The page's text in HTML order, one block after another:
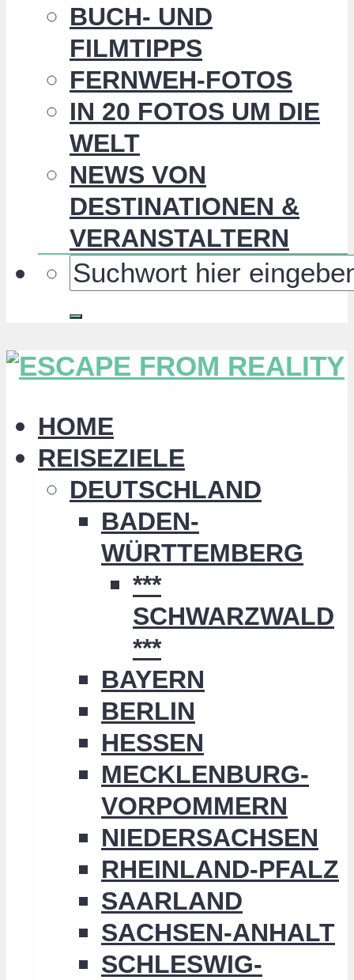
BUCH- UND
FILMTIPPS
FERNWEH-FOTOS
IN 20 FOTOS UM DIE
WELT
NEWS VON
DESTINATIONEN &
VERANSTALTERN
HOME
REISEZIELE
DEUTSCHLAND
BADEN-
WÜRTTEMBERG
***
SCHWARZWALD
***
BAYERN
BERLIN
HESSEN
MECKLENBURG-
VORPOMMERN
NIEDERSACHSEN
RHEINLAND-PFALZ
SAARLAND
SACHSEN-ANHALT
SCHLESWIG-